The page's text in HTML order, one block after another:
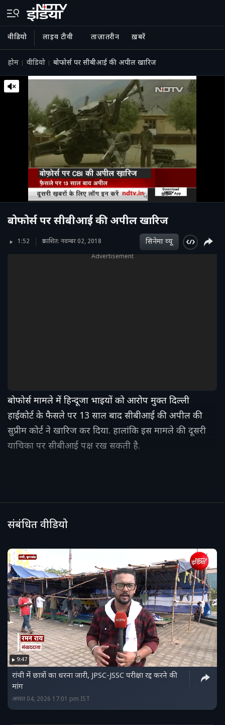
वीडियो लाइव टीवी ताज़ातरीन ख़बरें
होम वीडियो बोफोर्स पर सीबीआई की अपील खारिज
बोफोर्स पर सीबीआई की अपील खारिज
1:52 प्रकाशित: नवम्बर 02, 2018 सिनेमा व्‍यू
Advertisement
बोफोर्स मामले में हिन्दूजा भाइयों को आरोप मुक्त दिल्ली
हाईकोर्ट के फैसले पर 13 साल बाद सीबीआई की अपील की
सुप्रीम कोर्ट ने खारिज कर दिया. हालांकि इस मामले की दूसरी
याचिका पर सीबीआई पक्ष रख सकती है.
संबंधित वीडियो
9:47
रांची में छात्रों का धरना जारी, JPSC-JSSC परीक्षा रद्द करने की
मांग
अगस्त 04, 2026 17:01 pm IST